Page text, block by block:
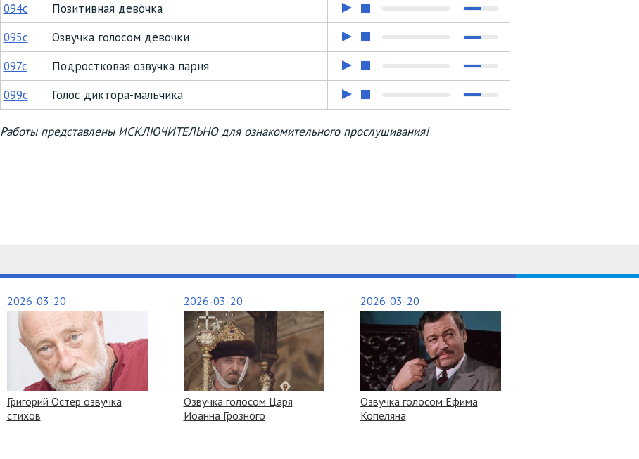
094c
Позитивная девочка
095c
Озвучка голосом девочки
097c
Подростковая озвучка парня
099c
Голос диктора-мальчика
Работы представлены ИСКЛЮЧИТЕЛЬНО для ознакомительного прослушивания!
2026-03-20
Григорий Остер озвучка
стихов
2026-03-20
Озвучка голосом Царя
Иоанна Грозного
2026-03-20
Озвучка голосом Ефима
Копеляна